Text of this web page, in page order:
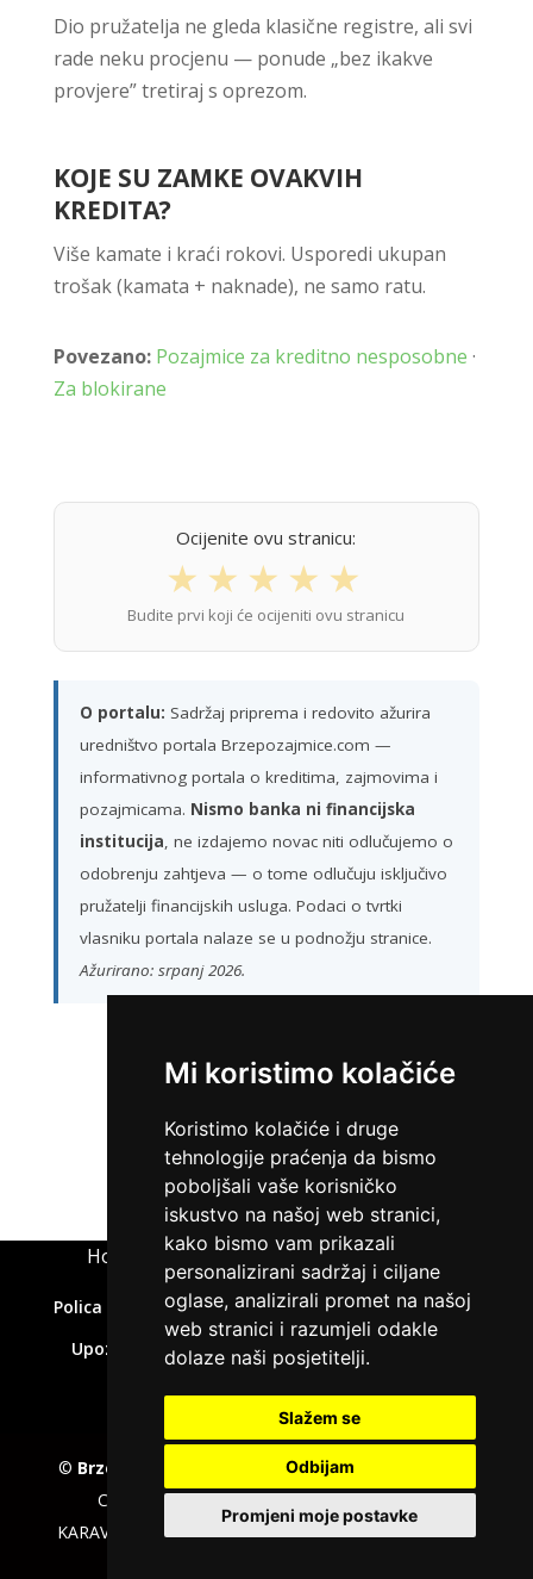
Mi koristimo kolačiće
Koristimo kolačiće i druge
tehnologije praćenja da bismo
poboljšali vaše korisničko
iskustvo na našoj web stranici,
kako bismo vam prikazali
personalizirani sadržaj i ciljane
oglase, analizirali promet na našoj
web stranici i razumjeli odakle
dolaze naši posjetitelji.
Slažem se
Odbijam
Promjeni moje postavke
Dio pružatelja ne gleda klasične registre, ali svi
rade neku procjenu — ponude „bez ikakve
provjere” tretiraј s oprezom.
KOJE SU ZAMKE OVAKVIH
KREDITA?
Više kamate i kraći rokovi. Usporedi ukupan
trošak (kamata + naknade), ne samo ratu.
Povezano: Pozajmice za kreditno nesposobne ·
Za blokirane
Ocijenite ovu stranicu:
★ ★ ★ ★ ★
Budite prvi koji će ocijeniti ovu stranicu
O portalu: Sadržaj priprema i redovito ažurira
uredništvo portala Brzepozajmice.com —
informativnog portala o kreditima, zajmovima i
pozajmicama. Nismo banka ni financijska
institucija, ne izdajemo novac niti odlučujemo o
odobrenju zahtjeva — o tome odlučuju isključivo
pružatelji financijskih usluga. Podaci o tvrtki
vlasniku portala nalaze se u podnožju stranice.
Ažurirano: srpanj 2026.
ZATRAŽI KREDIT
Home Kredit bez kreditne sposobnosti
Polica privatnosti Uvjeti korištenja
Kolačići
Upozorenje o rizicima
Affiliate disclaimer
Kontakt
© Brzepozajmice.com
EU VAT number : 205391327,
Company :KD CAPITAL LTD, Adress : UL.L.
KARAVELOV 2, ZipCode : 4000, City : Plovdiv, Country :